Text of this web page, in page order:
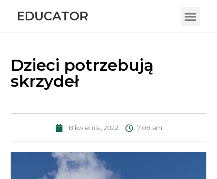
EDUCATOR
Dzieci potrzebują
skrzydeł
18 kwietnia, 2022 7:08 am